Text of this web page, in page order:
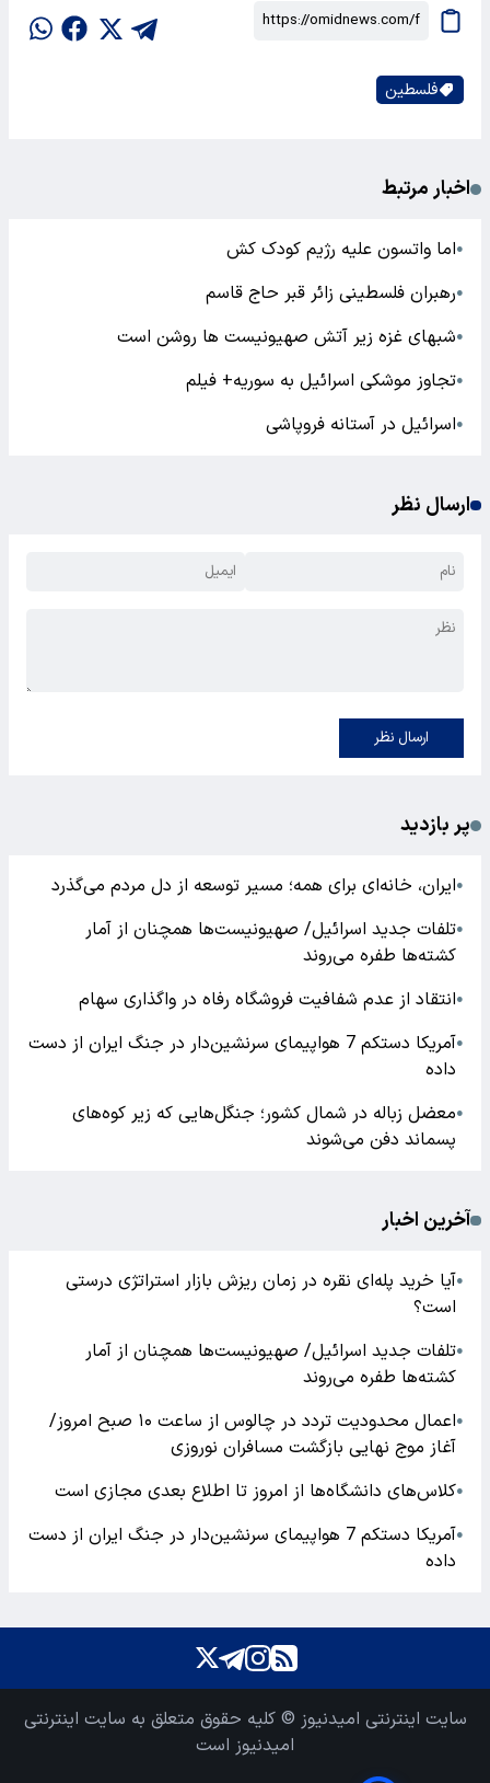
فلسطین
اخبار مرتبط
●اما واتسون علیه رژیم کودک کش
●رهبران فلسطینی زائر قبر حاج قاسم
●شبهای غزه زیر آتش صهیونیست ها روشن است
●تجاوز موشکی اسرائیل به سوریه+ فیلم
●اسرائیل در آستانه فروپاشی
ارسال نظر
ارسال نظر
پر بازدید
●ایران، خانه‌ای برای همه؛ مسیر توسعه از دل مردم می‌گذرد
●تلفات جدید اسرائیل/ صهیونیست‌ها همچنان از آمار
کشته‌ها طفره می‌روند
●انتقاد از عدم شفافیت فروشگاه رفاه در واگذاری سهام
●
آمریکا دستکم 7 هواپیمای سرنشین‌دار در جنگ ایران از دست
داده
●معضل زباله در شمال کشور؛ جنگل‌هایی که زیر کوه‌های
پسماند دفن می‌شوند
آخرین اخبار
●آیا خرید پله‌ای نقره در زمان ریزش بازار استراتژی درستی
است؟
●تلفات جدید اسرائیل/ صهیونیست‌ها همچنان از آمار
کشته‌ها طفره می‌روند
●
اعمال محدودیت تردد در چالوس از ساعت ۱۰ صبح امروز/
آغاز موج نهایی بازگشت مسافران نوروزی
●کلاس‌های دانشگاه‌ها از امروز تا اطلاع بعدی مجازی است
●
آمریکا دستکم 7 هواپیمای سرنشین‌دار در جنگ ایران از دست
داده
سایت اینترنتی امیدنیوز © کلیه حقوق متعلق به سایت اینترنتی
امیدنیوز است